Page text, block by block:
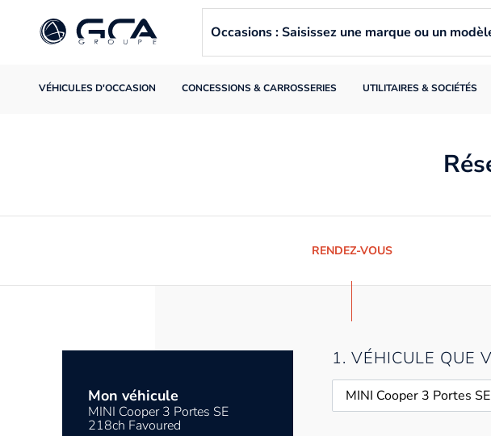
VÉHICULES D'OCCASION CONCESSIONS & CARROSSERIES UTILITAIRES & SOCIÉTÉS
Occasions : Saisissez une marque ou un
RENDEZ-VOUS
Mon véhicule
MINI Cooper 3 Portes SE
218ch Favoured
1. VÉHICULE QUE